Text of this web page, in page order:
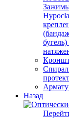
Зажимы
Назад